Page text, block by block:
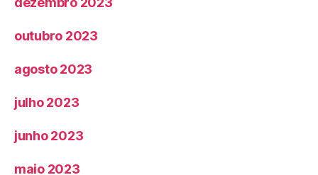
outubro 2023
agosto 2023
julho 2023
junho 2023
maio 2023